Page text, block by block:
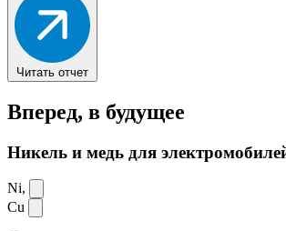
Читать отчет
Вперед, в будущее
Никель и медь для
Ni,
Cu